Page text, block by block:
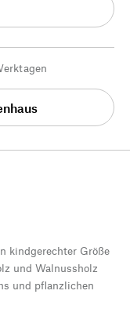
kindgerechter Größe
und Walnussholz
und pflanzlichen